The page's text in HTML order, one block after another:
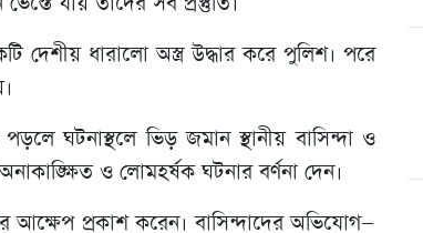
দেশীয় ধারালো অস্ত্র উদ্ধার করে পুলিশ। পরে
ঘটনাস্থলে ভিড় জমান স্থানীয় বাসিন্দা ও
ও লোমহর্ষক ঘটনার বর্ণনা দেন।
আক্ষেপ প্রকাশ করেন। বাসিন্দাদের অভিযোগ—